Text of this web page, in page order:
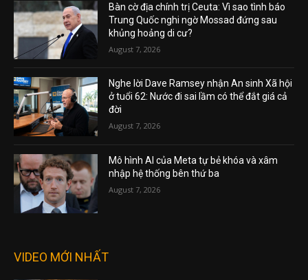
Bàn cờ địa chính trị Ceuta: Vì sao tình báo
Trung Quốc nghi ngờ Mossad đứng sau
khủng hoảng di cư?
August 7, 2026
Nghe lời Dave Ramsey nhận An sinh Xã hội
ở tuổi 62: Nước đi sai lầm có thể đắt giá cả
đời
August 7, 2026
Mô hình AI của Meta tự bẻ khóa và xâm
nhập hệ thống bên thứ ba
August 7, 2026
VIDEO MỚI NHẤT